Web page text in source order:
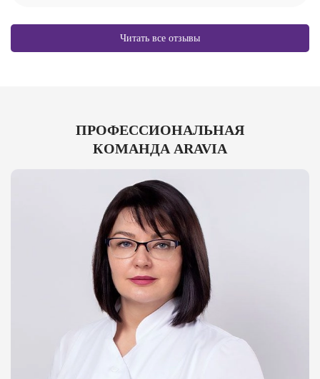
Читать все отзывы
ПРОФЕССИОНАЛЬНАЯ
КОМАНДА ARAVIA